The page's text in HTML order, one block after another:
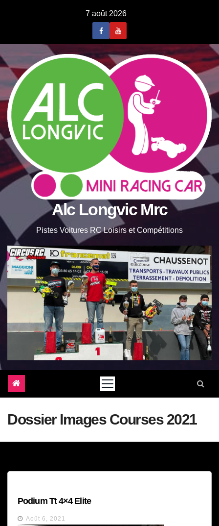
7 août 2026
Alc Longvic Mrc
Pistes Voitures RC Loisirs et Compétitions
Dossier Images Courses 2021
Podium Tt 4×4 Elite
Août 6, 2021